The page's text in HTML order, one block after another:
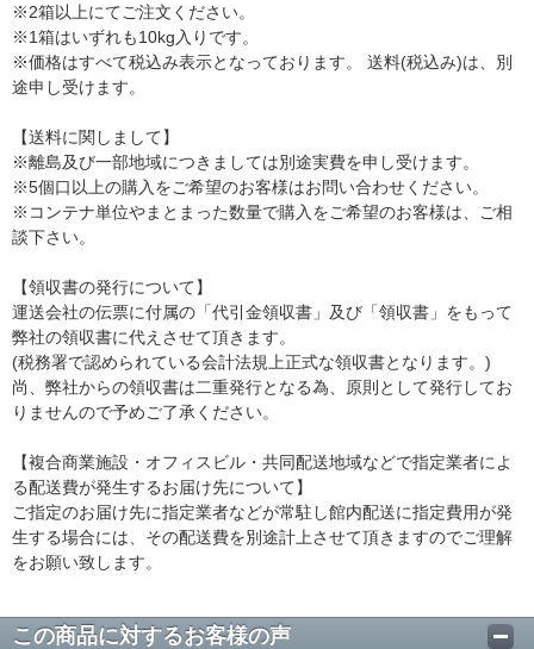
※2箱以上にてご注文ください。
※1箱はいずれも10kg入りです。
※価格はすべて税込み表示となっております。 送料(税込み)は、別
途申し受けます。
【送料に関しまして】
※離島及び一部地域につきましては別途実費を申し受けます。
※5個口以上の購入をご希望のお客様はお問い合わせください。
※コンテナ単位やまとまった数量で購入をご希望のお客様は、ご相
談下さい。
【領収書の発行について】
運送会社の伝票に付属の「代引金領収書」及び「領収書」をもって
弊社の領収書に代えさせて頂きます。
(税務署で認められている会計法規上正式な領収書となります。)
尚、弊社からの領収書は二重発行となる為、原則として発行してお
りませんので予めご了承ください。
【複合商業施設・オフィスビル・共同配送地域などで指定業者によ
る配送費が発生するお届け先について】
ご指定のお届け先に指定業者などが常駐し館内配送に指定費用が発
生する場合には、その配送費を別途計上させて頂きますのでご理解
をお願い致します。
この商品に対するお客様の声